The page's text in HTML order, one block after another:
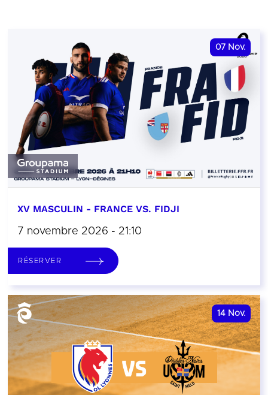
07 Nov.
XV MASCULIN - FRANCE VS. FIDJI
7 novembre 2026 - 21:10
RÉSERVER
14 Nov.